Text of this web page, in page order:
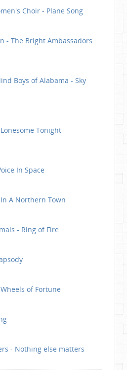
Choir - Plane Song
- The Bright Ambassadors
Boys of Alabama - Sky
Tonight
In Space
A Northern Town
- Ring of Fire
of Fortune
- Nothing else matters